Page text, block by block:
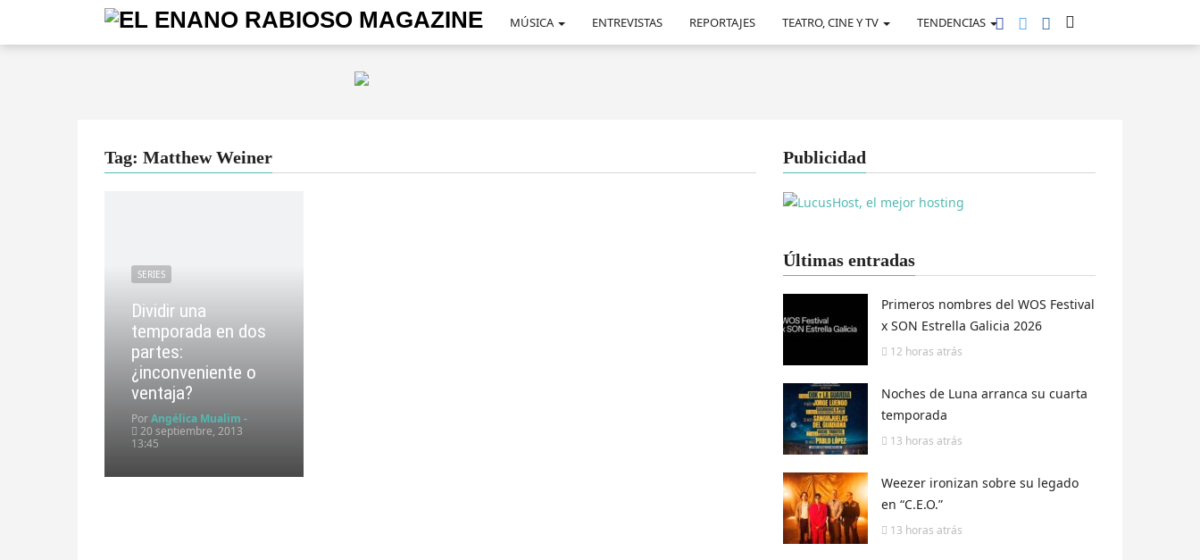
MÚSICA ENTREVISTAS REPORTAJES TEATRO, CINE Y TV TENDENCIAS
Tag: Matthew Weiner
SERIES
Dividir una
temporada en dos
partes:
¿inconveniente o
ventaja?
PorAngélica Mualim -
20 septiembre, 2013
13:45
Publicidad
Últimas entradas
Primeros nombres del WOS Festival
x SON Estrella Galicia 2026
12 horas atrás
Noches de Luna arranca su cuarta
temporada
13 horas atrás
Weezer ironizan sobre su legado
en “C.E.O.”
13 horas atrás